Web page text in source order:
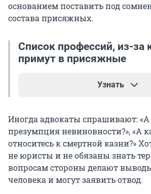
основанием поставить под
состава присяжных.
Список профессий, из-за
примут в присяжные
Узнать
лиц, замещающих
должности или выборные
органах местного
военнослужащих;
Иногда адвокаты спрашивают: «А
презумпция невиновности?», «А
относитесь к смертной казни?»
не юристы и не обязаны знать
вопросам стороны делают
человека и могут заявить отвод.